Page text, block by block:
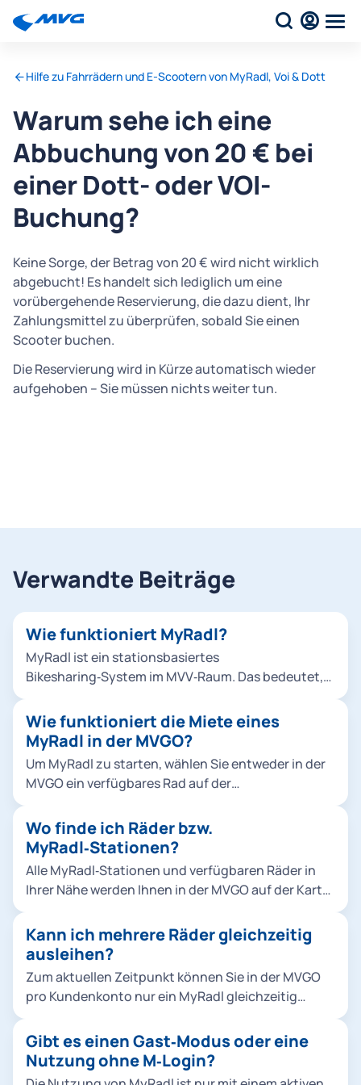
Hilfe zu Fahrrädern und E-Scootern von MyRadl, Voi & Dott
Warum sehe ich eine
Abbuchung von 20 € bei
einer Dott- oder VOI-
Buchung?
Keine Sorge, der Betrag von 20 € wird nicht wirklich
abgebucht! Es handelt sich lediglich um eine
vorübergehende Reservierung, die dazu dient, Ihr
Zahlungsmittel zu überprüfen, sobald Sie einen
Scooter buchen.
Die Reservierung wird in Kürze automatisch wieder
aufgehoben – Sie müssen nichts weiter tun.
Verwandte Beiträge
Wie funktioniert MyRadl?
MyRadl ist ein stationsbasiertes
Bikesharing‑System im MVV‑Raum. Das bedeutet,
Abstellflächen möglich. Diese werden Ihnen in der
MVGO als Parkfläche angezeigt. Ausleihe,
Rückgabe und Abrechnung erfolgen vollständig
digital über die MVGO.
Wie funktioniert die Miete eines
MyRadl in der MVGO?
Um MyRadl zu starten, wählen Sie entweder in der
MVGO ein verfügbares Rad auf der
QR-Code am Fahrrad. Nach der Bestätigung öffnet
sich das Schloss automatisch und die Miete
beginnt. Um die Miete zu beenden, bringen Sie
MyRadl zu einer offiziellen MyRadl-Station und
stellen es dort ordnungsgemäß ab. Schieben Sie
der MVGO sehen Sie eine Bestätigung, sobald die
Miete erfolgreich beendet wurde.
Wo finde ich Räder bzw.
MyRadl‑Stationen?
Alle MyRadl‑Stationen und verfügbaren Räder in
Ihrer Nähe werden Ihnen in der MVGO auf der Karte
oder E‑Bikes aktuell verfügbar sind.
Kann ich mehrere Räder gleichzeitig
ausleihen?
Zum aktuellen Zeitpunkt können Sie in der MVGO
pro Kundenkonto nur ein MyRadl gleichzeitig
mehrerer Räder möglich zu machen.
Gibt es einen Gast‑Modus oder eine
Nutzung ohne M‑Login?